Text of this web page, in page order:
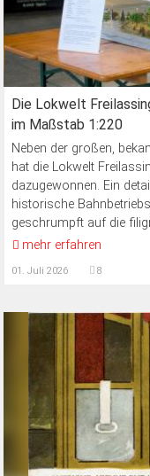
Die Lokwelt
im Maßstab 1:220
Neben der großen,
hat die Lokwelt
dazugewonnen. Ein
historische
geschrumpft auf die
mehr erfahren
01. Juli 2026 8